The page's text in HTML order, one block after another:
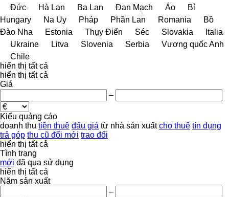
Đức
Hà Lan Ba Lan Đan Mạch Áo
Bỉ
Hungary
Na Uy Pháp Phần Lan Romania
Bồ
Đào Nha
Estonia Thụy Điển Séc Slovakia
Italia
Ukraine
Litva Slovenia Serbia
Vương quốc Anh
Chile
hiển thị tất cả
hiển thị tất cả
Giá
–
Kiểu quảng cáo
doanh thu tiền thuê đấu giá từ nhà sản xuất cho thuê tín dụng
trả góp thu cũ đổi mới trao đổi
hiển thị tất cả
Tình trạng
mới đã qua sử dụng
hiển thị tất cả
Năm sản xuất
–